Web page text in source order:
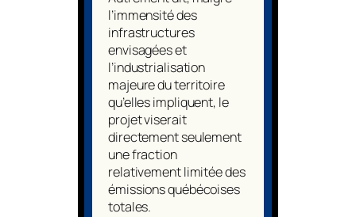
l’immensité des
infrastructures
envisagées et
l’industrialisation
majeure du territoire
qu’elles impliquent, le
projet viserait
directement seulement
une fraction
relativement limitée des
émissions québécoises
totales.